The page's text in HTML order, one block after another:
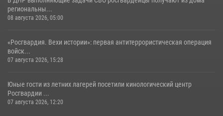
региональны...
08 августа 2026, 05:00
«Росгвардия. Вехи истории»: первая антитеррористическая операция
войск...
07 августа 2026, 15:28
Юные гости из летних лагерей посетили кинологический центр
Росгвардии ...
07 августа 2026, 12:20